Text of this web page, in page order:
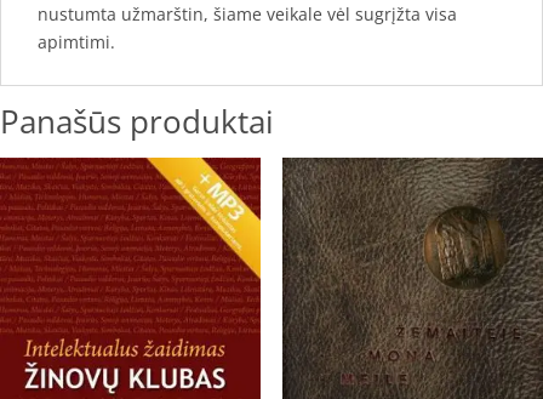
nustumta užmarštin, šiame veikale vėl sugrįžta visa
apimtimi.
Panašūs produktai